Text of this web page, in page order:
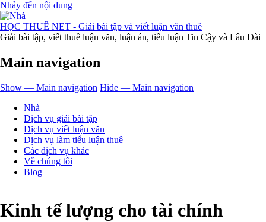
Nhảy đến nội dung
HỌC THUÊ NET - Giải bài tập và viết luận văn thuê
Giải bài tập, viết thuê luận văn, luận án, tiểu luận Tin Cậy và Lâu Dài
Main navigation
Show — Main navigation Hide — Main navigation
Nhà
Dịch vụ giải bài tập
Dịch vụ viết luận văn
Dịch vụ làm tiểu luận thuê
Các dịch vụ khác
Về chúng tôi
Blog
Kinh tế lượng cho tài chính